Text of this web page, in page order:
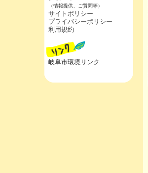
（情報提供、ご質問等）
サイトポリシー
プライバシーポリシー
利用規約
岐阜市環境リンク